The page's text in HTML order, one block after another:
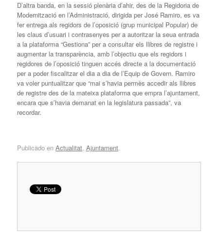
D’altra banda, en la sessió plenària d’ahir, des de la Regidoria de
Modernització en l’Administració, dirigida per José Ramiro, es va
fer entrega als regidors de l’oposició (grup municipal Popular) de
les claus d’usuari i contrasenyes per a autoritzar la seua entrada
a la plataforma “Gestiona” per a consultar els llibres de registre i
augmentar la transparència, amb l’objectiu que els regidors i
regidores de l’oposició tinguen accés directe a la documentació
per a poder fiscalitzar el dia a dia de l’Equip de Govern. Ramiro
va voler puntualitzar que “mai s’havia permès accedir als llibres
de registre des de la mateixa plataforma que empra l’ajuntament,
encara que s’havia demanat en la legislatura passada”, va
recordar.
Publicado en Actualitat, Ajuntament.